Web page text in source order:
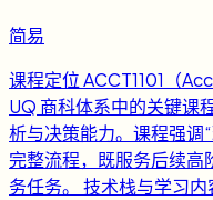
简易
课程定位 ACCT1101（
UQ 商科体系中的关键课
析与决策能力。课程强调
完整流程，既服务后续高
务任务。 技术栈与学习